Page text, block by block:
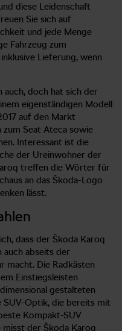
diese Leidenschaft
Sie sich auf
und jede Menge
Fahrzeug zum
Lieferung, wenn
auch, doch hat sich der
eigenständigen Modell
auf den Markt
zum Seat Ateca sowie
Interessant ist die
der Ureinwohner der
treffen die Wörter für
an das Škoda-Logo
lässt.
dass der Škoda Karoq
auch abseits der
macht. Die Radkästen
Einstiegsleisten
gestalteten
SUV-Optik, die bereits mit
Kompakt-SUV
misst der Škoda Karoq